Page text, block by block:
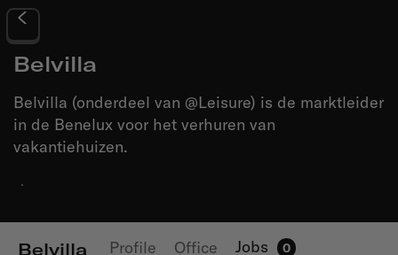
Belvilla
Belvilla (onderdeel van @Leisure) is de marktleider
in de Benelux voor het verhuren van
vakantiehuizen.
·
Belvilla Profile Office Jobs 0